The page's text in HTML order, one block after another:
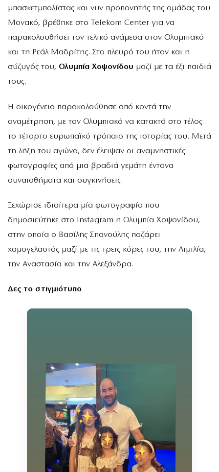
μπασκετμπολίστας και νυν προπονητής της ομάδας του
Μονακό, βρέθηκε στο Telekom Center για να
παρακολουθήσει τον τελικό ανάμεσα στον Ολυμπιακό
και τη Ρεάλ Μαδρίτης. Στο πλευρό του ήταν και η
σύζυγός του, Ολυμπία Χοψονίδου μαζί με τα έξι παιδιά
τους.
Η οικογένεια παρακολούθησε από κοντά την
αναμέτρηση, με τον Ολυμπιακό να κατακτά στο τέλος
το τέταρτο ευρωπαϊκό τρόπαιο της ιστορίας του. Μετά
τη λήξη του αγώνα, δεν έλειψαν οι αναμνηστικές
φωτογραφίες από μια βραδιά γεμάτη έντονα
συναισθήματα και συγκινήσεις.
Ξεχώρισε ιδιαίτερα μία φωτογραφία που
δημοσιεύτηκε στο Instagram η Ολυμπία Χοψονίδου,
στην οποία ο Βασίλης Σπανούλης ποζάρει
χαμογελαστός μαζί με τις τρεις κόρες του, την Αιμιλία,
την Αναστασία και την Αλεξάνδρα.
Δες το στιγμιότυπο